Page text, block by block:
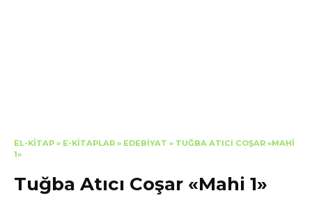
EL-KITAP » E-KITAPLAR » EDEBIYAT » TUĞBA ATICI COŞAR «MAHI
1»
Tuğba Atıcı Coşar «Mahi 1»